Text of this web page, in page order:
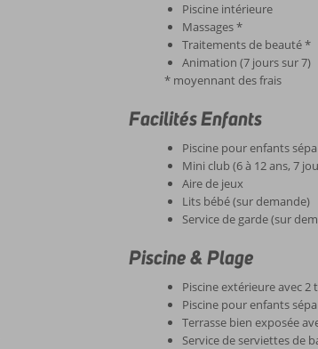
Piscine intérieure
Massages *
Traitements de beauté *
Animation (7 jours sur 7)
* moyennant des frais
Facilités Enfants
Piscine pour enfants
Mini club (6 à 12 ans, 7
Aire de jeux
Lits bébé (sur demande)
Service de garde (sur
Piscine & Plage
Piscine extérieure avec 2
Piscine pour enfants
Terrasse bien exposée
Service de serviettes de